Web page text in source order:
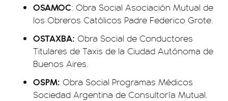
OSAMOC: Obra Social Asociación Mutual de
los Obreros Católicos Padre Federico Grote.
OSTAXBA: Obra Social de Conductores
Titulares de Taxis de la Ciudad Autónoma de
Buenos Aires.
OSPM: Obra Social Programas Médicos
Sociedad Argentina de Consultoría Mutual.